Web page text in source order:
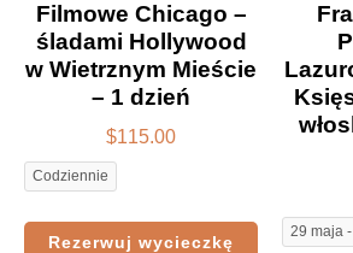
Filmowe Chicago –
śladami Hollywood
w Wietrznym Mieście
– 1 dzień
$115.00
Codziennie
Rezerwuj wycieczkę
29 maja